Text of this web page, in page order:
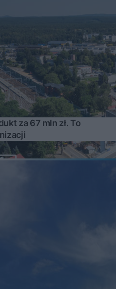
za 67 mln zł. To